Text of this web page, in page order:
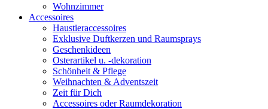
Wohnzimmer
Accessoires
Haustieraccessoires
Exklusive Duftkerzen und Raumsprays
Geschenkideen
Osterartikel u. -dekoration
Schönheit & Pflege
Weihnachten & Adventszeit
Zeit für Dich
Accessoires oder Raumdekoration